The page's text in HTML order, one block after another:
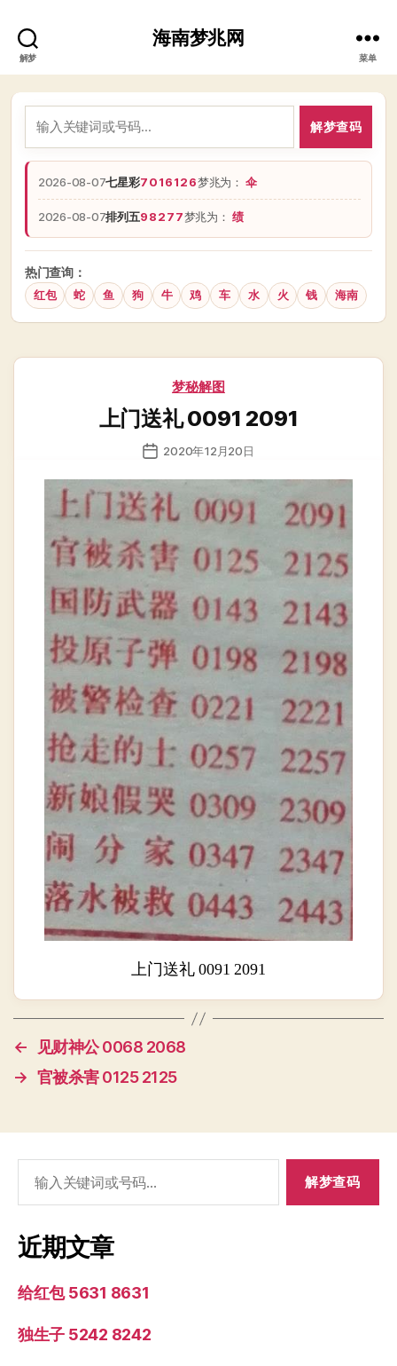
解梦
海南梦兆网
菜单
解梦查码
2026-08-07七星彩7016126梦兆为：伞
2026-08-07排列五98277梦兆为：绩
热门查询：
红包 蛇 鱼 狗 牛 鸡 车 水 火 钱 海南
分
梦秘解图
上门送礼 0091 2091
发
日
期
2020年12月20日
上门送礼 0091 2091
←
见财神公 0068 2068
→ 官被杀害 0125 2125
索：
近期文章
给红包 5631 8631
独生子 5242 8242